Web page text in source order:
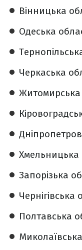
Вінницька
Одеська
Черкаська
Житомирська
Хмельницька
Запорізька
Чернігівська
Полтавська